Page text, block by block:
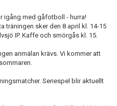
igång med gåfotboll - hurra!
träningen sker den 8 april kl. 14-15
IP. Kaffe och smörgås kl. 15.
anmälan krävs. Vi kommer att
Seriespel blir aktuellt